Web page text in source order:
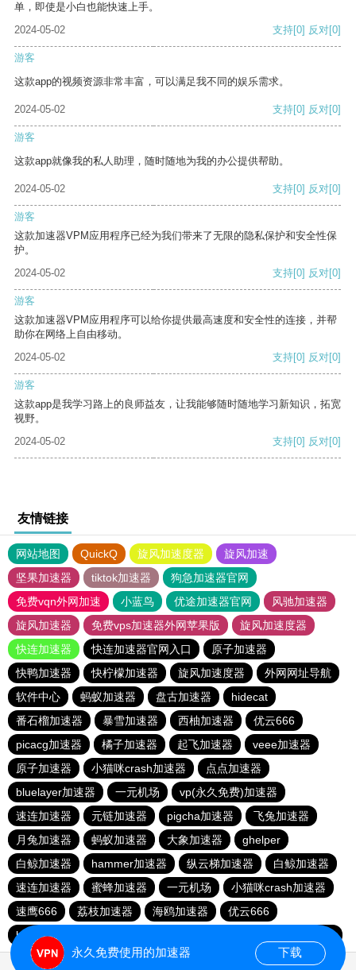
单，即使是小白也能快速上手。
2024-05-02
支持[0] 反对[0]
游客
这款app的视频资源非常丰富，可以满足我不同的娱乐需求。
2024-05-02 支持[0] 反对[0]
游客
这款app就像我的私人助理，随时随地为我的办公提供帮助。
2024-05-02 支持[0] 反对[0]
游客
这款加速器VPM应用程序已经为我们带来了无限的隐私保护和安全性保
护。
2024-05-02
支持[0] 反对[0]
游客
这款加速器VPM应用程序可以给你提供最高速度和安全性的连接，并帮
助你在网络上自由移动。
2024-05-02
支持[0] 反对[0]
游客
这款app是我学习路上的良师益友，让我能够随时随地学习新知识，拓宽
视野。
2024-05-02
支持[0] 反对[0]
友情链接
网站地图 QuickQ 旋风加速度器
旋风加速
坚果加速器
tiktok加速器
狗急加速器官网
免费vqn外网加速
小蓝鸟 优途加速器官网
风驰加速器
旋风加速器
免费vps加速器外网苹果版
旋风加速度器
快连加速器
快连加速器官网入口
原子加速器
快鸭加速器
快柠檬加速器 旋风加速度器
外网网址导航
软件中心
蚂蚁加速器 盘古加速器
hidecat
番石榴加速器
暴雪加速器 西柚加速器
优云666
picacg加速器
橘子加速器 起飞加速器
veee加速器
原子加速器
小猫咪crash加速器
点点加速器
bluelayer加速器
一元机场
vp(永久免费)加速器
速连加速器
元链加速器 pigcha加速器
飞兔加速器
月兔加速器
蚂蚁加速器 大象加速器
ghelper
白鲸加速器
hammer加速器 纵云梯加速器
白鲸加速器
速连加速器
蜜蜂加速器 一元机场
小猫咪crash加速器
速鹰666
荔枝加速器 海鸥加速器
优云666
baacloud官网
bluelayer加速器
永久免费使用的加速器 下载